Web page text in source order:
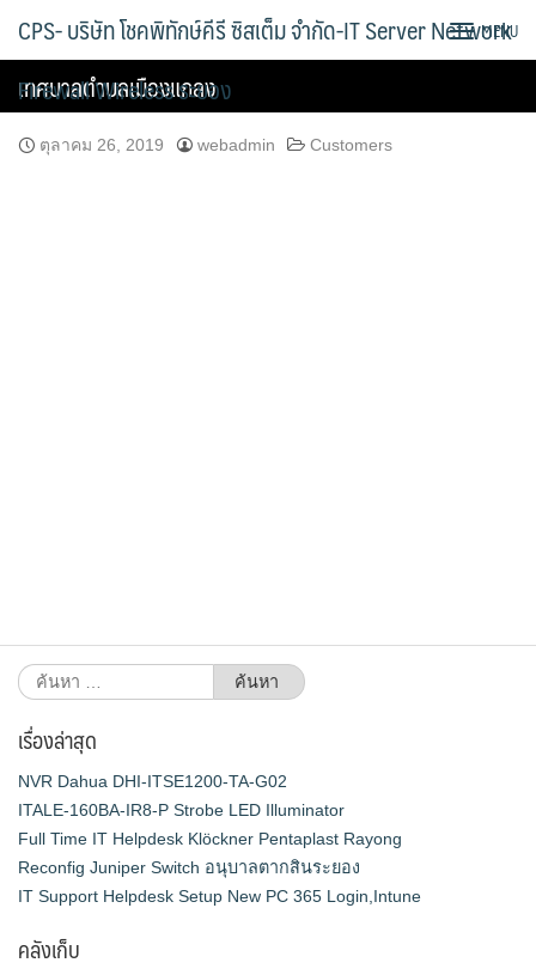
CPS- บริษัท โชคพิทักษ์คีรี ซิสเต็ม จำกัด-IT Server Network
Firewall Wireless ระยอง
MENU
เทศบาลตำบลเมืองแกลง
ตุลาคม 26, 2019 webadmin Customers
ค้นหา
สำหรับ:
เรื่องล่าสุด
NVR Dahua DHI-ITSE1200-TA-G02
ITALE-160BA-IR8-P Strobe LED Illuminator
Full Time IT Helpdesk Klöckner Pentaplast Rayong
Reconfig Juniper Switch อนุบาลตากสินระยอง
IT Support Helpdesk Setup New PC 365 Login,Intune
คลังเก็บ